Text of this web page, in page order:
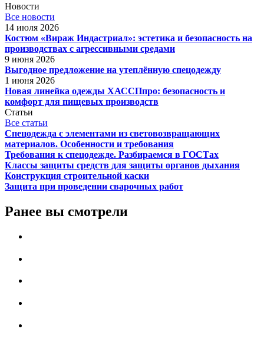
Новости
Все новости
14 июля 2026
Костюм «Вираж Индастриал»: эстетика и безопасность на
производствах с агрессивными средами
9 июня 2026
Выгодное предложение на утеплённую спецодежду
1 июня 2026
Новая линейка одежды ХАССПпро: безопасность и
комфорт для пищевых производств
Статьи
Все статьи
Спецодежда с элементами из световозвращающих
материалов. Особенности и требования
Требования к спецодежде. Разбираемся в ГОСТах
Классы защиты средств для защиты органов дыхания
Конструкция строительной каски
Защита при проведении сварочных работ
Ранее вы смотрели